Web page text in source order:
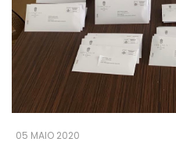
05 MAIO 2020